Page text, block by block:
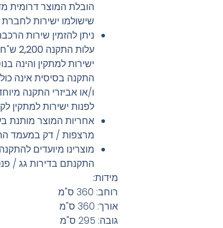
שישולמו ישירות
ניתן להזמין שירות
עלות התקנה2,200 ש"ח
ישירות למתקין והינה
התקנה בסיסית אינה
ו/או אביזרי התקנה
לפנות ישירות למתקין
אחריות המוצר מותנת
מרצפות / דק במעמד
מוצרינו מיועדים
התקנתם בדירות גג /
מידות:
רוחב: 360 ס"מ
אורך: 360 ס"מ
גובה: 295 ס"מ